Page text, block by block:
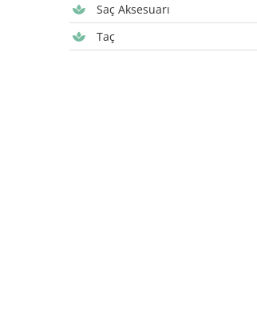
Saç Aksesuarı
Taç